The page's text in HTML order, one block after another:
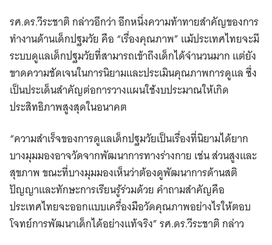
รศ.ดร.วีระชาติ กล่าวอีกว่า อีกหนึ่งความท้าทายสำคัญของการ
ทำงานด้านเด็กปฐมวัย คือ “เรื่องคุณภาพ” แม้ประเทศไทยจะมี
ระบบดูแลเด็กปฐมวัยที่สามารถเข้าถึงเด็กได้จำนวนมาก แต่ยัง
ขาดความชัดเจนในการนิยามและประเมินคุณภาพการดูแล ซึ่ง
เป็นประเด็นสำคัญต่อการวางแผนใช้งบประมาณให้เกิด
ประสิทธิภาพสูงสุดในอนาคต
“ความสำเร็จของการดูแลเด็กปฐมวัยเป็นเรื่องที่นิยามได้ยาก
บางมุมมองอาจวัดจากพัฒนาการทางร่างกาย เช่น ส่วนสูงและ
สุขภาพ ขณะที่บางมุมมองเห็นว่าต้องดูพัฒนาการด้านสติ
ปัญญาและทักษะการเรียนรู้ร่วมด้วย คำถามสำคัญคือ
ประเทศไทยจะออกแบบเครื่องมือวัดคุณภาพอย่างไรให้ตอบ
โจทย์การพัฒนาเด็กได้อย่างแท้จริง” รศ.ดร.วีระชาติ กล่าว